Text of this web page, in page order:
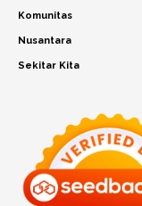
Komunitas
Nusantara
Sekitar Kita